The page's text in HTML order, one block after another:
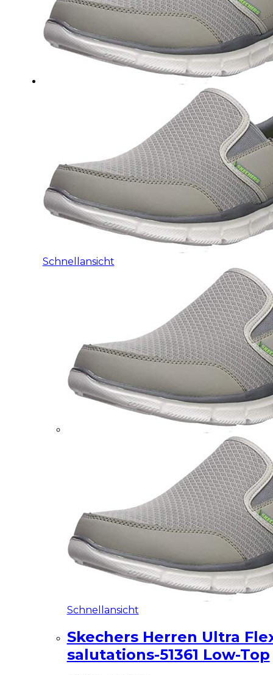
Schnellansicht
Schnellansicht
Skechers Herren Ultra
salutations-51361 Low-Top